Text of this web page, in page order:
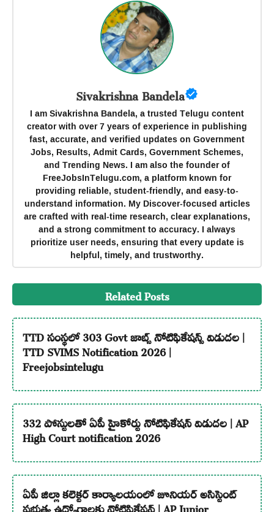
Sivakrishna Bandela
I am Sivakrishna Bandela, a trusted Telugu content
creator with over 7 years of experience in publishing
fast, accurate, and verified updates on Government
Jobs, Results, Admit Cards, Government Schemes,
and Trending News. I am also the founder of
FreeJobsInTelugu.com, a platform known for
providing reliable, student-friendly, and easy-to-
understand information. My Discover-focused articles
are crafted with real-time research, clear explanations,
and a strong commitment to accuracy. I always
prioritize user needs, ensuring that every update is
helpful, timely, and trustworthy.
Related Posts
TTD సంస్థలో 303 Govt జాబ్స్ నోటిఫికేషన్స్ విడుదల |
TTD SVIMS Notification 2026 |
Freejobsintelugu
332 పోస్టులతో ఏపీ హైకోర్టు నోటిఫికేషన్ విడుదల | AP
High Court notification 2026
ఏపీ జిల్లా కలెక్టర్ కార్యాలయంలో జూనియర్ అసిస్టెంట్
ప్రభుత్వ ఉద్యోగాలకు నోటిఫికేషన్ | AP Junior